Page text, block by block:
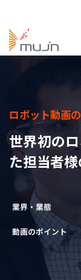
ロボット動画
世界初の
た担当者
業界・業態
動画のポイント